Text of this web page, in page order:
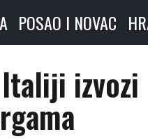
POSAO I NOVAC
izvozi